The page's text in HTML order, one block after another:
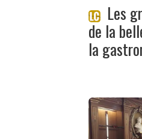
Les
de la
la